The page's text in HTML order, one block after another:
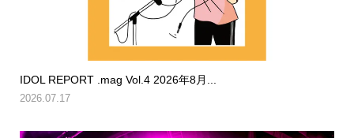
IDOL REPORT .mag Vol.4 2026年8月...
2026.07.17